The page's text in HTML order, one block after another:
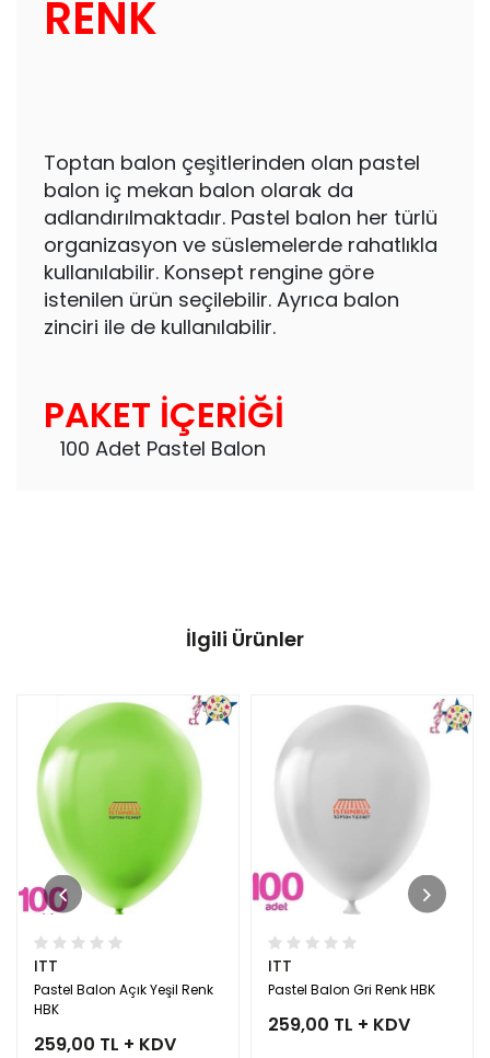
RENK
Toptan balon çeşitlerinden olan pastel
balon iç mekan balon olarak da
adlandırılmaktadır. Pastel balon her türlü
organizasyon ve süslemelerde rahatlıkla
kullanılabilir. Konsept rengine göre
istenilen ürün seçilebilir. Ayrıca balon
zinciri ile de kullanılabilir.
PAKET İÇERİĞİ
100 Adet Pastel Balon
İlgili Ürünler
ITT
Pastel Balon Açık Yeşil Renk
HBK
259,00 TL + KDV
ITT
Pastel Balon Gri Renk HBK
259,00 TL + KDV